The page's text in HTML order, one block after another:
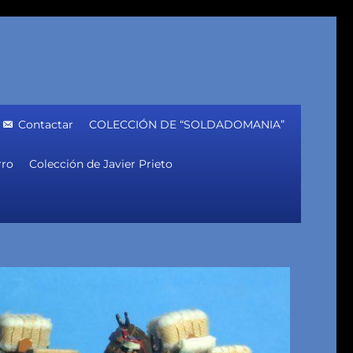
Contactar COLECCIÓN DE “SOLDADOMANIA”
Colección de Javier Prieto